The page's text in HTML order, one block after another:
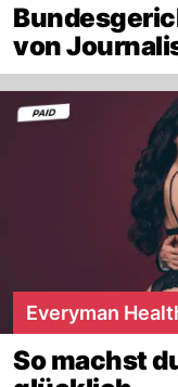
von
Everyman
So machst